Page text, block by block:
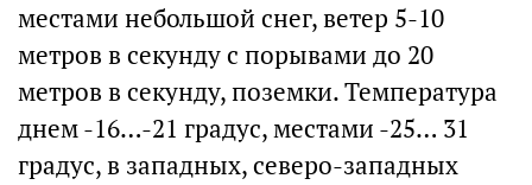
местами небольшой снег, ветер 5-10
метров в секунду с порывами до 20
метров в секунду, поземки. Температура
днем -16…-21 градус, местами -25… 31
градус, в западных, северо-западных